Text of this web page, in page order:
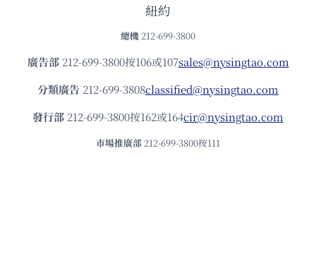
紐約
總機 212-699-3800
廣告部212-699-3800按106或107sales@nysingtao.com
分類廣告 212-699-3808classified@nysingtao.com
發⾏部 212-699-3800按162或164cir@nysingtao.com
市場推廣部 212-699-3800按111